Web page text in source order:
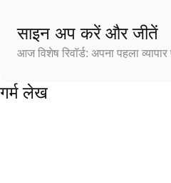
साइन अप करें और जीतें
आज विशेष रिवॉर्ड: अपना पहला
गर्म लेख